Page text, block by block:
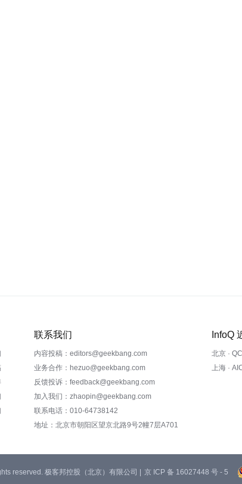
联系我们
内容投稿：editors@geekbang.com
业务合作：hezuo@geekbang.com
反馈投诉：feedback@geekbang.com
加入我们：zhaopin@geekbang.com
联系电话：010-64738142
地址：北京市朝阳区望京北路9号2幢7层A701
InfoQ
北京 ·
上海 ·
reserved. 极客邦控股（北京）有限公司 | 京 ICP 备 16027448 号 - 5